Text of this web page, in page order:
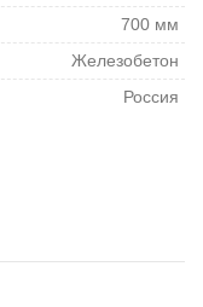
700 мм
Железобетон
Россия